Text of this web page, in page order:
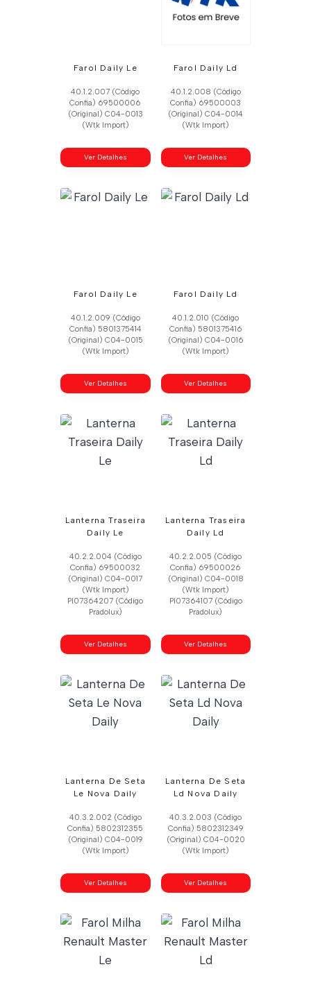
Farol Daily Le
40.1.2.007 (Código
Confia) 69500006
(Original) C04-0013
(Wtk Import)
Ver Detalhes
Farol Daily Ld
40.1.2.008 (Código
Confia) 69500003
(Original) C04-0014
(Wtk Import)
Ver Detalhes
Farol Daily Le
40.1.2.009 (Código
Confia) 5801375414
(Original) C04-0015
(Wtk Import)
Ver Detalhes
Farol Daily Ld
40.1.2.010 (Código
Confia) 5801375416
(Original) C04-0016
(Wtk Import)
Ver Detalhes
Lanterna Traseira
Daily Le
40.2.2.004 (Código
Confia) 69500032
(Original) C04-0017
(Wtk Import)
Pl07364207 (Código
Pradolux)
Ver Detalhes
Lanterna Traseira
Daily Ld
40.2.2.005 (Código
Confia) 69500026
(Original) C04-0018
(Wtk Import)
Pl07364107 (Código
Pradolux)
Ver Detalhes
Lanterna De Seta
Le Nova Daily
40.3.2.002 (Código
Confia) 5802312355
(Original) C04-0019
(Wtk Import)
Ver Detalhes
Lanterna De Seta
Ld Nova Daily
40.3.2.003 (Código
Confia) 5802312349
(Original) C04-0020
(Wtk Import)
Ver Detalhes